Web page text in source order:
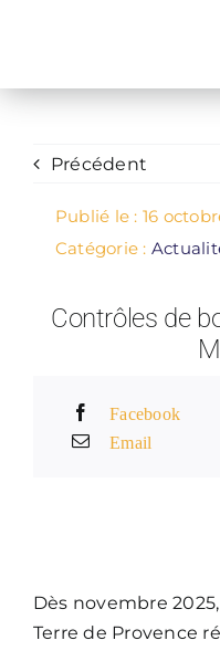
Ma Régie
Mon Eau
Mes Démarches
Précédent
Publié le : 16
Catégorie :
Contrôles de
Facebook
Email
Dès novembre
Terre de Provence